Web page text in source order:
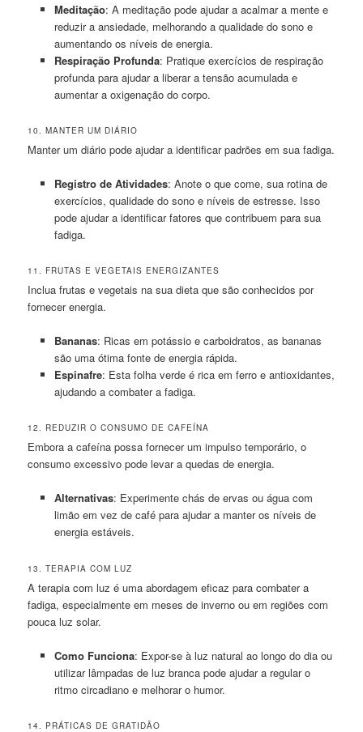
Meditação: A meditação pode ajudar a acalmar a mente e
reduzir a ansiedade, melhorando a qualidade do sono e
aumentando os níveis de energia.
Respiração Profunda: Pratique exercícios de respiração
profunda para ajudar a liberar a tensão acumulada e
aumentar a oxigenação do corpo.
10. MANTER UM DIÁRIO
Manter um diário pode ajudar a identificar padrões em sua fadiga.
Registro de Atividades: Anote o que come, sua rotina de
exercícios, qualidade do sono e níveis de estresse. Isso
pode ajudar a identificar fatores que contribuem para sua
fadiga.
11. FRUTAS E VEGETAIS ENERGIZANTES
Inclua frutas e vegetais na sua dieta que são conhecidos por
fornecer energia.
Bananas: Ricas em potássio e carboidratos, as bananas
são uma ótima fonte de energia rápida.
Espinafre: Esta folha verde é rica em ferro e antioxidantes,
ajudando a combater a fadiga.
12. REDUZIR O CONSUMO DE CAFEÍNA
Embora a cafeína possa fornecer um impulso temporário, o
consumo excessivo pode levar a quedas de energia.
Alternativas: Experimente chás de ervas ou água com
limão em vez de café para ajudar a manter os níveis de
energia estáveis.
13. TERAPIA COM LUZ
A terapia com luz é uma abordagem eficaz para combater a
fadiga, especialmente em meses de inverno ou em regiões com
pouca luz solar.
Como Funciona: Expor-se à luz natural ao longo do dia ou
utilizar lâmpadas de luz branca pode ajudar a regular o
ritmo circadiano e melhorar o humor.
14. PRÁTICAS DE GRATIDÃO